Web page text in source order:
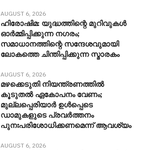
AUGUST 6, 2026
ഹിരോഷിമ: യുദ്ധത്തിന്റെ മുറിവുകൾ
ഓർമ്മിപ്പിക്കുന്ന നഗരം;
സമാധാനത്തിന്റെ സന്ദേശവുമായി
ലോകത്തെ ചിന്തിപ്പിക്കുന്ന സ്മാരകം
AUGUST 6, 2026
മഴക്കെടുതി നിയന്ത്രണത്തിൽ
കൂടുതൽ ഏകോപനം വേണം;
മുല്ലപ്പെരിയാർ ഉൾപ്പെടെ
ഡാമുകളുടെ പ്രവർത്തനം
പുനഃപരിശോധിക്കണമെന്ന് ആവശ്യം
AUGUST 6, 2026